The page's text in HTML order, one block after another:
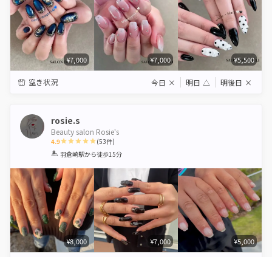
¥7,000 ¥7,000 ¥5,500
空き状況 今日 × 明日 △ 明後日 ×
rosie.s
Beauty salon Rosie's
4.9
1 2 3 4 5
(53件)
羽倉崎駅から徒歩15分
¥8,000 ¥7,000 ¥5,000